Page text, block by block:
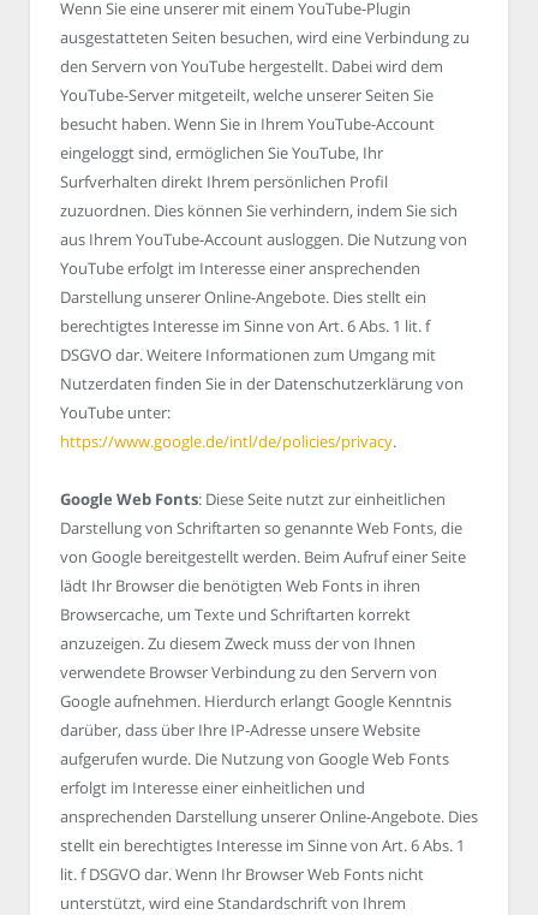
Wenn Sie eine unserer mit einem YouTube-Plugin
ausgestatteten Seiten besuchen, wird eine Verbindung zu
den Servern von YouTube hergestellt. Dabei wird dem
YouTube-Server mitgeteilt, welche unserer Seiten Sie
besucht haben. Wenn Sie in Ihrem YouTube-Account
eingeloggt sind, ermöglichen Sie YouTube, Ihr
Surfverhalten direkt Ihrem persönlichen Profil
zuzuordnen. Dies können Sie verhindern, indem Sie sich
aus Ihrem YouTube-Account ausloggen. Die Nutzung von
YouTube erfolgt im Interesse einer ansprechenden
Darstellung unserer Online-Angebote. Dies stellt ein
berechtigtes Interesse im Sinne von Art. 6 Abs. 1 lit. f
DSGVO dar. Weitere Informationen zum Umgang mit
Nutzerdaten finden Sie in der Datenschutzerklärung von
YouTube unter:
https://www.google.de/intl/de/policies/privacy.
Google Web Fonts: Diese Seite nutzt zur einheitlichen
Darstellung von Schriftarten so genannte Web Fonts, die
von Google bereitgestellt werden. Beim Aufruf einer Seite
lädt Ihr Browser die benötigten Web Fonts in ihren
Browsercache, um Texte und Schriftarten korrekt
anzuzeigen. Zu diesem Zweck muss der von Ihnen
verwendete Browser Verbindung zu den Servern von
Google aufnehmen. Hierdurch erlangt Google Kenntnis
darüber, dass über Ihre IP-Adresse unsere Website
aufgerufen wurde. Die Nutzung von Google Web Fonts
erfolgt im Interesse einer einheitlichen und
ansprechenden Darstellung unserer Online-Angebote. Dies
stellt ein berechtigtes Interesse im Sinne von Art. 6 Abs. 1
lit. f DSGVO dar. Wenn Ihr Browser Web Fonts nicht
unterstützt, wird eine Standardschrift von Ihrem